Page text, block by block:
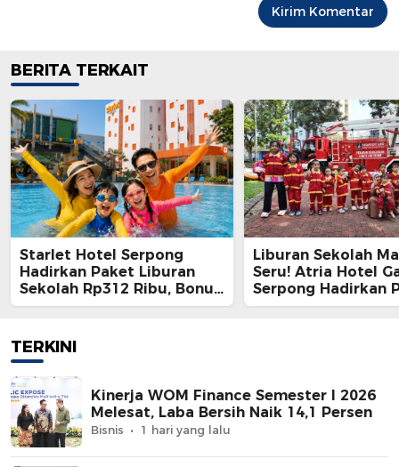
BERITA TERKAIT
Starlet Hotel Serpong
Hadirkan Paket Liburan
Sekolah Rp312 Ribu, Bonus
Trial Renang Gratis untuk
Liburan Sekolah
Seru! Atria Hotel
Serpong Hadirkan
Menginap Edukatif
TERKINI
Kinerja WOM Finance Semester I 2026
Melesat, Laba Bersih Naik 14,1 Persen
Bisnis 1 hari yang lalu